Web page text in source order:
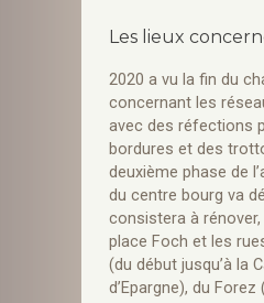
Les lieux
2020 a vu la fin du
concernant les
avec des réfections
bordures et des
deuxième phase de
du centre bourg va
consistera à rénover,
place Foch et les
(du début jusqu’à la
d’Epargne), du Forez